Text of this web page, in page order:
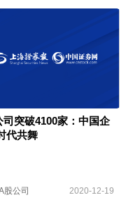
司突破4100家：中国企
代共舞
股公司 2020-12-19